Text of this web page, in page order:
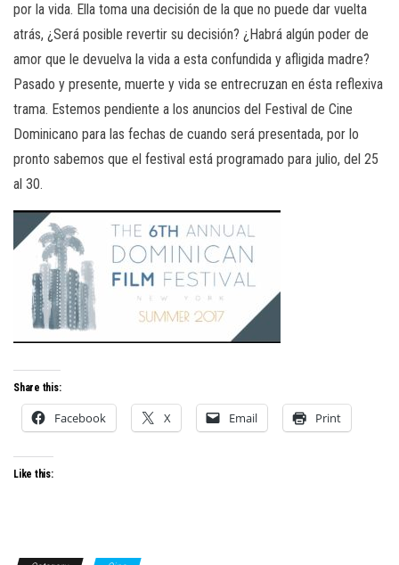
por la vida. Ella toma una decisión de la que no puede dar vuelta
atrás, ¿Será posible revertir su decisión? ¿Habrá algún poder de
amor que le devuelva la vida a esta confundida y afligida madre?
Pasado y presente, muerte y vida se entrecruzan en ésta reflexiva
trama. Estemos pendiente a los anuncios del Festival de Cine
Dominicano para las fechas de cuando será presentada, por lo
pronto sabemos que el festival está programado para julio, del 25
al 30.
Share this:
Facebook X Email Print
Like this: